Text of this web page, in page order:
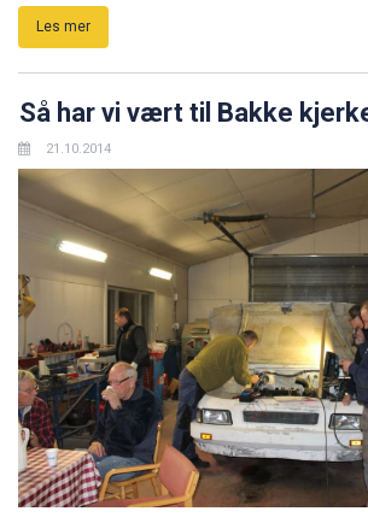
Les mer
Så har vi vært til Bakke
21.10.2014